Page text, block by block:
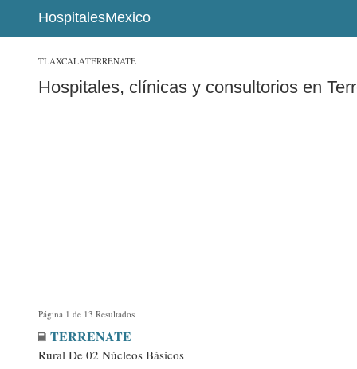
HospitalesMexico
TLAXCALATERRENATE
Hospitales, clínicas y consultorios en
Página 1 de 13 Resultados
TERRENATE
Rural De 02 Núcleos Básicos